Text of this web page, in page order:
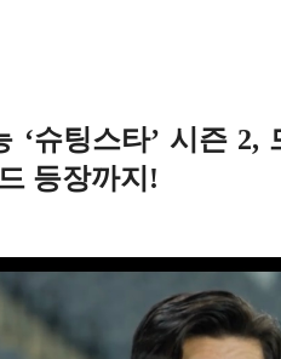
‘슈팅스타’ 시즌 2,
등장까지!